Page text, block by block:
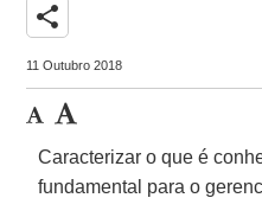
share
11 Outubro 2018
Caracterizar o que é
fundamental para o